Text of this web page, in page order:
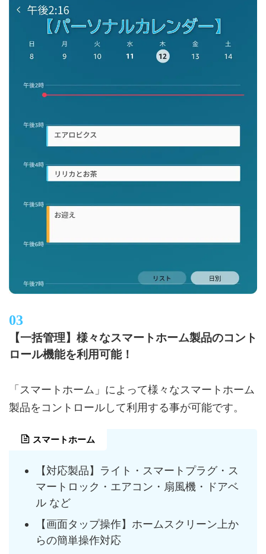
【一括管理】様々なスマートホーム製品のコント
ロール機能を利用可能！
「スマートホーム」によって様々なスマートホーム
製品をコントロールして利用する事が可能です。
スマートホーム
【対応製品】ライト・スマートプラグ・ス
マートロック・エアコン・扇風機・ドアベ
ル など
【画面タップ操作】ホームスクリーン上か
らの簡単操作対応